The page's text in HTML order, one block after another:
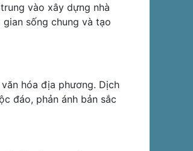
vào xây dựng nhà
sống chung và tạo
hóa địa phương. Dịch
đáo, phản ánh bản sắc